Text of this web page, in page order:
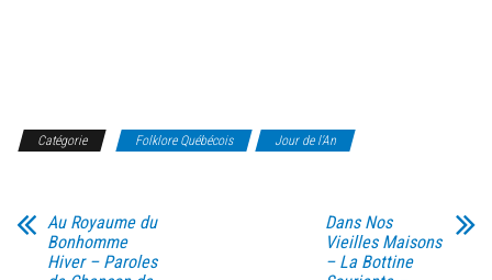
Catégorie Folklore Québécois Jour de l'An
Au Royaume du
Bonhomme
Hiver – Paroles
Dans Nos
Vieilles Maisons
– La Bottine